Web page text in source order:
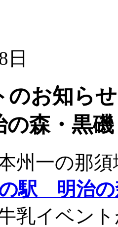
日
トのお
の森・黒磯
州一の那
駅 明治の
乳イベン